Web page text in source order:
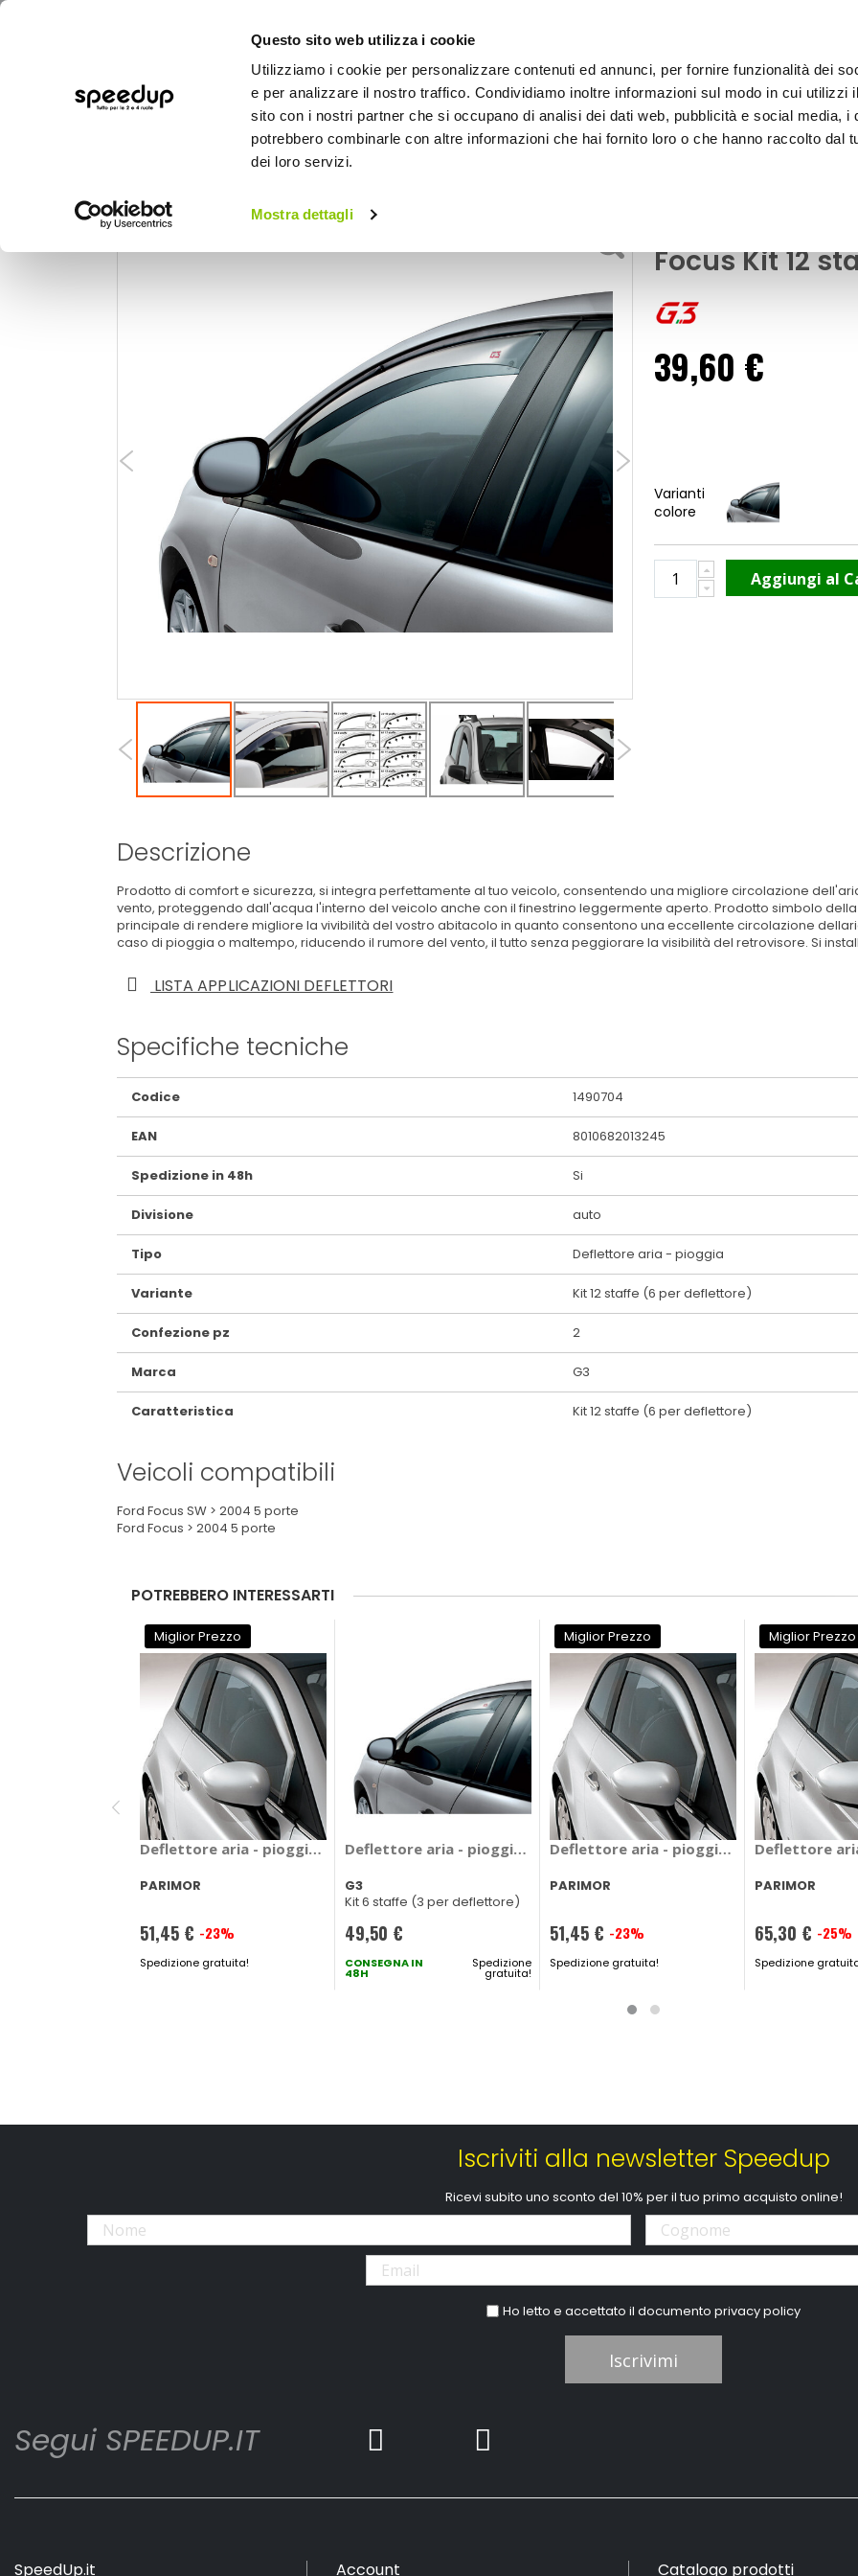
Questo sito web utilizza i cookie
Utilizziamo i cookie per personalizzare contenuti ed annunci, per fornire funzionalità dei
e per analizzare il nostro traffico. Condividiamo inoltre informazioni sul modo in cui utilizzi
sito con i nostri partner che si occupano di analisi dei dati web, pubblicità e social media, i
potrebbero combinarle con altre informazioni che hai fornito loro o che hanno raccolto dal
dei loro servizi.
Mostra dettagli
BICI OUTDOOR
Home
Focus Kit 12
39,60 €
Varianti
colore
Aggiungi al
Descrizione
Prodotto di comfort e sicurezza, si integra perfettamente al tuo veicolo, consentendo una migliore circolazione
vento, proteggendo dall'acqua l'interno del veicolo anche con il finestrino leggermente aperto. Prodotto simbolo
principale di rendere migliore la vivibilità del vostro abitacolo in quanto consentono una eccellente circolazione
caso di pioggia o maltempo, riducendo il rumore del vento, il tutto senza peggiorare la visibilità del retrovisore. Si
LISTA APPLICAZIONI DEFLETTORI
Specifiche tecniche
Maggiori
Informazioni
Codice 1490704
EAN 8010682013245
Spedizione in 48h Si
Divisione auto
Tipo Deflettore aria - pioggia
Variante Kit 12 staffe (6 per deflettore)
Confezione pz 2
Marca G3
Caratteristica Kit 12 staffe (6 per deflettore)
Veicoli compatibili
Ford Focus SW > 2004 5 porte
Ford Focus > 2004 5 porte
POTREBBERO INTERESSARTI
Miglior Prezzo
Deflettore aria - pioggia Mixer Honda Civic 2001> - PARIMOR Honda Civic 2001 > 5_porte
PARIMOR
Prezzo
speciale
51,45 € -23%
Spedizione gratuita!
Deflettore aria - pioggia Skoda Yeti 2009>2013 - G3 Skoda Yeti 2009 >
G3
Kit 6 staffe (3 per deflettore)
49,50 €
CONSEGNA IN
48H
Spedizione
gratuita!
Miglior Prezzo
Deflettore aria - pioggia Mixer - PARIMOR
PARIMOR
Prezzo
speciale
51,45 € -23%
Spedizione gratuita!
Miglior Prezzo
Deflettore
PARIMOR
Prezzo
speciale
65,30 € -25%
Spedizione
Iscriviti alla newsletter Speedup
Ricevi subito uno sconto del 10% per il tuo primo acquisto online!
Ho letto e accettato il documentoprivacy policy
Iscrivimi
Segui SPEEDUP.IT
SpeedUp.it Account Catalogo prodotti